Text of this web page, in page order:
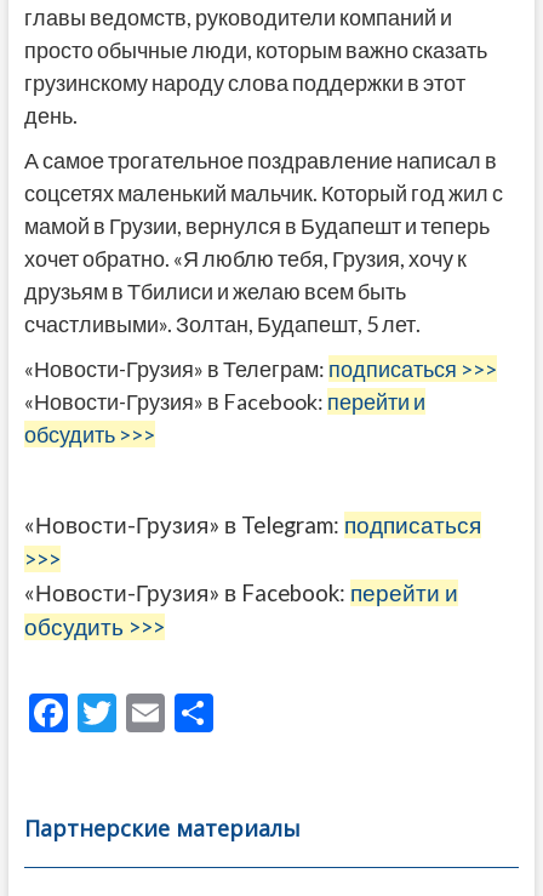
главы ведомств, руководители компаний и
просто обычные люди, которым важно сказать
грузинскому народу слова поддержки в этот
день.
А самое трогательное поздравление написал в
соцсетях маленький мальчик. Который год жил с
мамой в Грузии, вернулся в Будапешт и теперь
хочет обратно. «Я люблю тебя, Грузия, хочу к
друзьям в Тбилиси и желаю всем быть
счастливыми». Золтан, Будапешт, 5 лет.
«Новости-Грузия» в Телеграм: подписаться >>>
«Новости-Грузия» в Facebook: перейти и
обсудить >>>
«Новости-Грузия» в Telegram: подписаться
>>>
«Новости-Грузия» в Facebook: перейти и
обсудить >>>
F
b
o
T
er
E
l
О
а
в
Партнерские материалы